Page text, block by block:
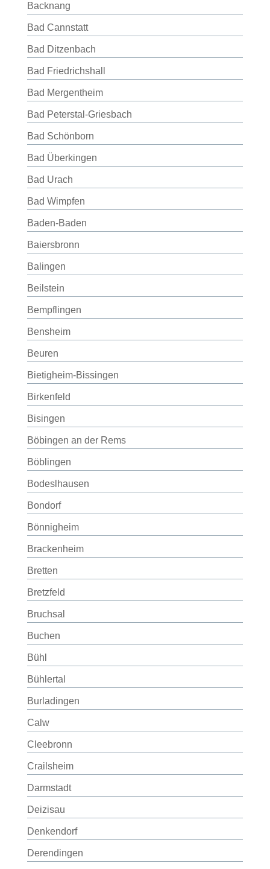
Backnang
Bad Cannstatt
Bad Ditzenbach
Bad Friedrichshall
Bad Mergentheim
Bad Peterstal-Griesbach
Bad Schönborn
Bad Überkingen
Bad Urach
Bad Wimpfen
Baden-Baden
Baiersbronn
Balingen
Beilstein
Bempflingen
Bensheim
Beuren
Bietigheim-Bissingen
Birkenfeld
Bisingen
Böbingen an der Rems
Böblingen
Bodeslhausen
Bondorf
Bönnigheim
Brackenheim
Bretten
Bretzfeld
Bruchsal
Buchen
Bühl
Bühlertal
Burladingen
Calw
Cleebronn
Crailsheim
Darmstadt
Deizisau
Denkendorf
Derendingen